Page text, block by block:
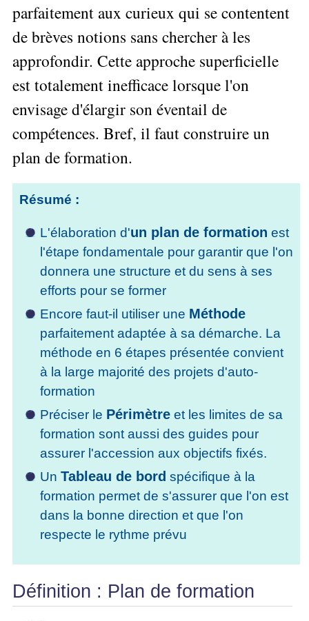
équipe
et
Performance
L'Innovation
Managériale
Méthode
SOCRIDE
Tous
les
Innover
»»»
Décider
Le
processus
de
Décision
La
en
équipe
Les
de
décision
»»»
Tous
articles
Organiser
»»»
▶
le
SI
Gouvernance
SI
technologies
Tous
articles
L'Efficacité
du
Manager
Comment
gérer
son
Comment
devenir
stratège ?
devenir
bon
Manager
par
l'entraide ?
Tous
Efficacité
»»»
Mesurer
»»»
▶
Analyser
les
données
Le
Big
Data
Formation
BI
Les
Outils
▶
Tous
articles
Analyse
Données
▶
d'Entrepreneur
▶
les
articles
Entreprendre
»»»
Tous
les
articles
Se
Former
Seul
Formation
Management
Formation
tableau
bord
Formation
Management
de
Projet
Formation
Entrepreneuriat
Tous
articles
Cours
»»»
ebook
management
PDF
Entrepreneuriat
parfaitement aux curieux qui se contentent
de brèves notions sans chercher à les
approfondir. Cette approche superficielle
est totalement inefficace lorsque l'on
envisage d'élargir son éventail de
compétences. Bref, il faut construire un
plan de formation.
Résumé :
L'élaboration d'un plan de formation est
l'étape fondamentale pour garantir que l'on
donnera une structure et du sens à ses
efforts pour se former
Encore faut-il utiliser une Méthode
parfaitement adaptée à sa démarche. La
méthode en 6 étapes présentée convient
à la large majorité des projets d'auto-
formation
Préciser le Périmètre et les limites de sa
formation sont aussi des guides pour
assurer l'accession aux objectifs fixés.
Un Tableau de bord spécifique à la
formation permet de s'assurer que l'on est
dans la bonne direction et que l'on
respecte le rythme prévu
Définition : Plan de formation